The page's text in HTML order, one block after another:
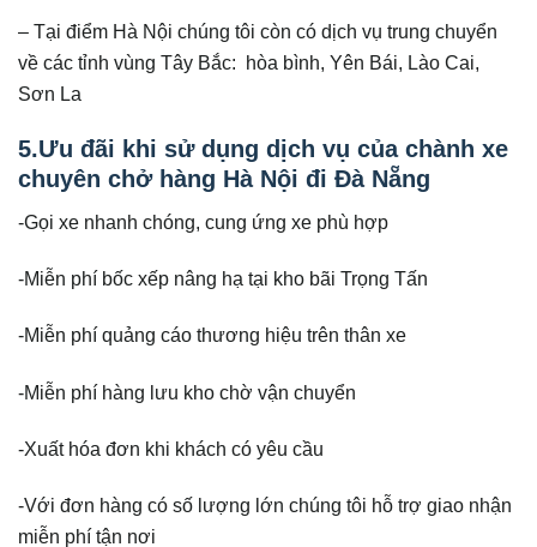
– Tại điểm Hà Nội chúng tôi còn có dịch vụ trung chuyển
về các tỉnh vùng Tây Bắc: hòa bình, Yên Bái, Lào Cai,
Sơn La
5.Ưu đãi khi sử dụng dịch vụ của chành xe
chuyên chở hàng Hà Nội đi Đà Nẵng
-Gọi xe nhanh chóng, cung ứng xe phù hợp
-Miễn phí bốc xếp nâng hạ tại kho bãi Trọng Tấn
-Miễn phí quảng cáo thương hiệu trên thân xe
-Miễn phí hàng lưu kho chờ vận chuyển
-Xuất hóa đơn khi khách có yêu cầu
-Với đơn hàng có số lượng lớn chúng tôi hỗ trợ giao nhận
miễn phí tận nơi